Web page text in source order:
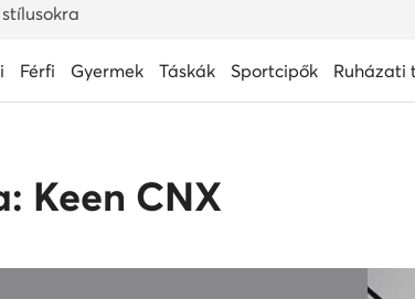
Férfi Gyermek Táskák Sportcipők Ruházati
Keen CNX